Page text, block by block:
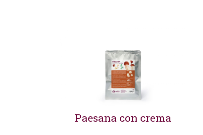
Paesana con crema